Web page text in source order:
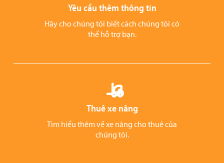
Yêu cầu thêm thông tin
Hãy cho chúng tôi biết cách chúng tôi có
thể hỗ trợ bạn.
Thuê xe nâng
Tìm hiểu thêm về xe nâng cho thuê của
chúng tôi.